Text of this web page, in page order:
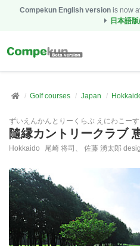
Compekun English version is now
日本語
Golf courses Japan
ずいえんかんとりーくらぶ えにわこーす
隨縁カントリークラブ
Hokkaido 尾崎 将司、 佐藤 湧太郎